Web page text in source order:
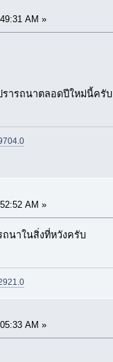
AM »
ารถนาตลอดปีใหม่นี้ครับ
AM »
นาในสิ่งที่หวังครับ
AM »